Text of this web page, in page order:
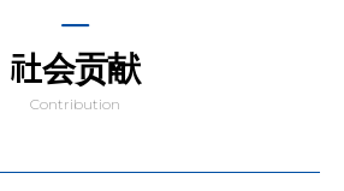
社会贡献
Contribution